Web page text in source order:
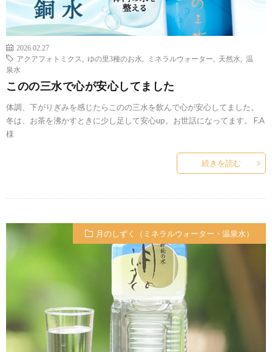
2026.02.27
アクアフォトミクス
ゆの里3種のお水 ミネラルウォーター 天然水
温
泉水
このの三水で心が安心してました
体調、下がりぎみを感じたらこのの三水を飲んで心が安心してました。
冬は、お茶を沸かすときに少し足して安心up。お世話になってます。 F.A
様
続きを読む
月のしずく（ミネラルウォーター・温泉水）